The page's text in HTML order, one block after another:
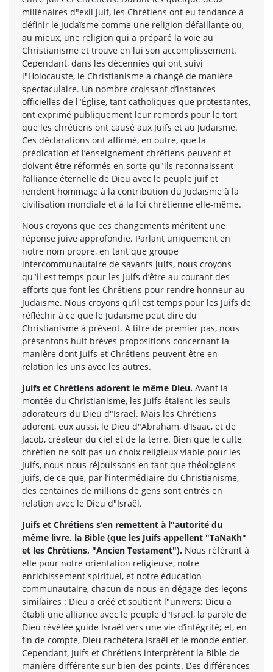
millénaires d"exil juif, les Chrétiens ont eu tendance à
définir le Judaïsme comme une religion défaillante ou,
au mieux, une religion qui a préparé la voie au
Christianisme et trouve en lui son accomplissement.
Cependant, dans les décennies qui ont suivi
l"Holocauste, le Christianisme a changé de manière
spectaculaire. Un nombre croissant d’instances
officielles de l"Église, tant catholiques que protestantes,
ont exprimé publiquement leur remords pour le tort
que les chrétiens ont causé aux Juifs et au Judaïsme.
Ces déclarations ont affirmé, en outre, que la
prédication et l’enseignement chrétiens peuvent et
doivent être réformés en sorte qu"ils reconnaissent
l’alliance éternelle de Dieu avec le peuple juif et
rendent hommage à la contribution du Judaïsme à la
civilisation mondiale et à la foi chrétienne elle-même.
Nous croyons que ces changements méritent une
réponse juive approfondie. Parlant uniquement en
notre nom propre, en tant que groupe
intercommunautaire de savants juifs, nous croyons
qu"il est temps pour les Juifs d’être au courant des
efforts que font les Chrétiens pour rendre honneur au
Judaïsme. Nous croyons qu’il est temps pour les Juifs de
réfléchir à ce que le Judaïsme peut dire du
Christianisme à présent. A titre de premier pas, nous
présentons huit brèves propositions concernant la
manière dont Juifs et Chrétiens peuvent être en
relation les uns avec les autres.
Juifs et Chrétiens adorent le même Dieu. Avant la
montée du Christianisme, les Juifs étaient les seuls
adorateurs du Dieu d"Israël. Mais les Chrétiens
adorent, eux aussi, le Dieu d"Abraham, d’Isaac, et de
Jacob, créateur du ciel et de la terre. Bien que le culte
chrétien ne soit pas un choix religieux viable pour les
Juifs, nous nous réjouissons en tant que théologiens
juifs, de ce que, par l’intermédiaire du Christianisme,
des centaines de millions de gens sont entrés en
relation avec le Dieu d"Israël.
Juifs et Chrétiens s’en remettent à l"autorité du
même livre, la Bible (que les Juifs appellent "TaNaKh"
et les Chrétiens, "Ancien Testament"). Nous référant à
elle pour notre orientation religieuse, notre
enrichissement spirituel, et notre éducation
communautaire, chacun de nous en dégage des leçons
similaires : Dieu a créé et soutient l"univers; Dieu a
établi une alliance avec le peuple d"Israël, la parole de
Dieu révélée guide Israël vers une vie d’intégrité; et, en
fin de compte, Dieu rachètera Israël et le monde entier.
Cependant, Juifs et Chrétiens interprètent la Bible de
manière différente sur bien des points. Des différences